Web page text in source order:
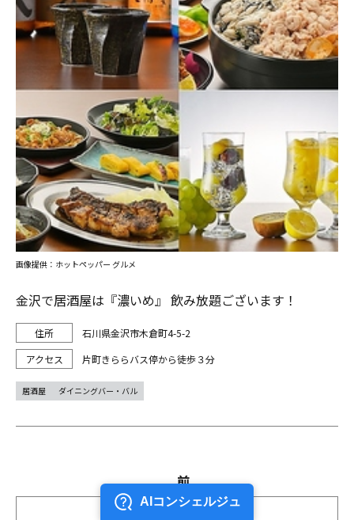
金沢で居酒屋は『濃いめ』 飲み放題ございます！
石川県金沢市木倉町4-5-2
片町きららバス停から徒歩３分
画像提供：ホットペッパー グルメ
居酒屋 ダイニングバー・バル
前
1